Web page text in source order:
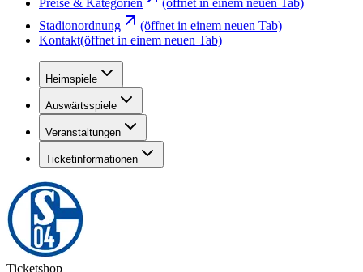
Preise & Kategorien
(öffnet in einem neuen Tab)
Stadionordnung
(öffnet in einem neuen Tab)
Kontakt(öffnet in einem neuen Tab)
Heimspiele
Auswärtsspiele
Veranstaltungen
Ticketinformationen
Ticketshop